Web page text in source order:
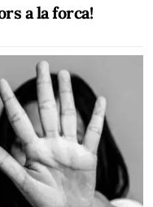
a la forca!